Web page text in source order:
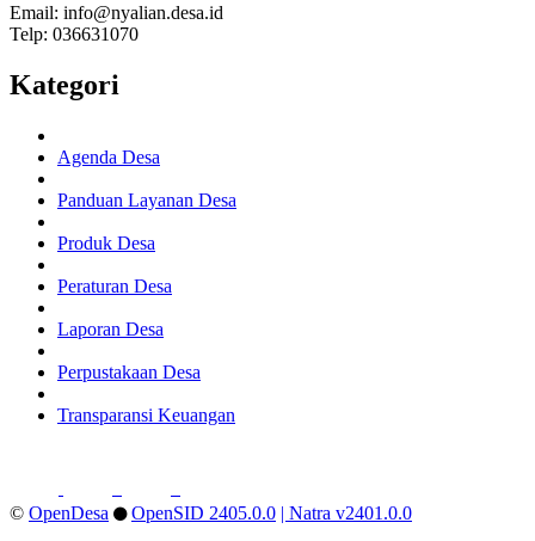
Email: info@nyalian.desa.id
Telp: 036631070
Kategori
Agenda Desa
Panduan Layanan Desa
Produk Desa
Peraturan Desa
Laporan Desa
Perpustakaan Desa
Transparansi Keuangan
© OpenDesa OpenSID 2405.0.0 | Natra v2401.0.0